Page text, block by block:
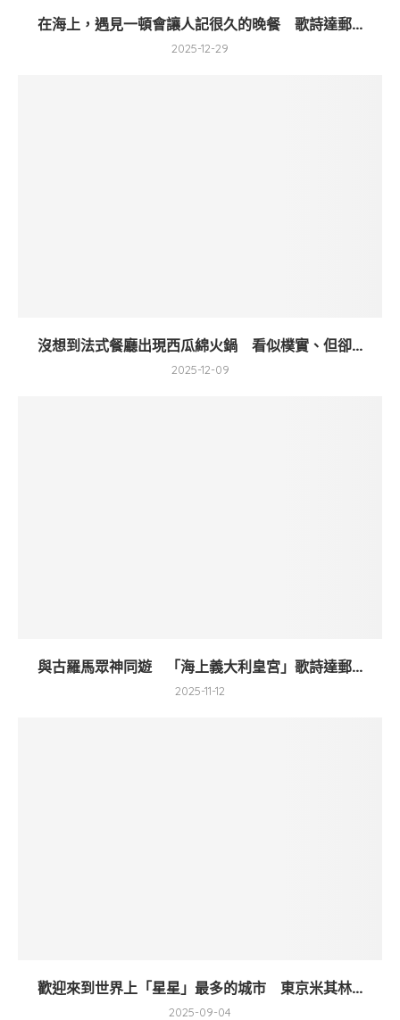
在海上，遇見一頓會讓人記很久的晚餐 歌詩達郵...
2025-12-29
沒想到法式餐廳出現西瓜綿火鍋 看似樸實、但卻...
2025-12-09
與古羅馬眾神同遊 「海上義大利皇宮」歌詩達郵...
2025-11-12
歡迎來到世界上「星星」最多的城市 東京米其林...
2025-09-04